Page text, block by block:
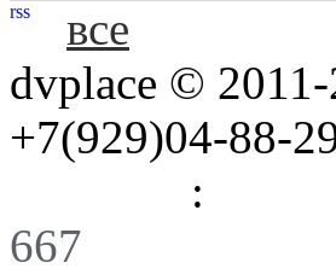
rss
все
dvplace © 2011-
+7(929)04-88-
:
667